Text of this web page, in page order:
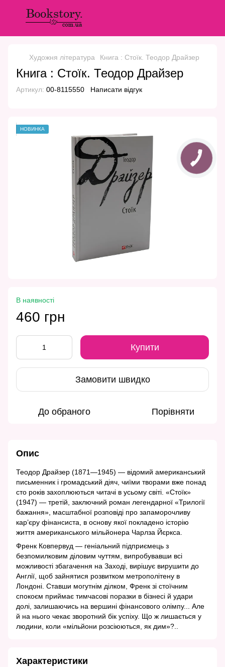
Художня література Книга : Стоїк. Теодор Драйзер
Книга : Стоїк. Теодор Драйзер
Артикул: 00-8115550 Написати відгук
НОВИНКА
В наявності
460 грн
Купити
Замовити швидко
До обраного Порівняти
Опис
Теодор Драйзер (1871—1945) — відомий американський
письменник і громадський діяч, чиїми творами вже понад
сто років захоплюються читачі в усьому світі. «Стоїк»
(1947) — третій, заключний роман легендарної «Трилогії
бажання», масштабної розповіді про запаморочливу
кар’єру фінансиста, в основу якої покладено історію
життя американського мільйонера Чарлза Йєркса.
Френк Ковпервуд — геніальний підприємець з
безпомилковим діловим чуттям, випробувавши всі
можливості збагачення на Заході, вирішує вирушити до
Англії, щоб зайнятися розвитком метрополітену в
Лондоні. Ставши могутнім ділком, Френк зі стоїчним
спокоєм приймає тимчасові поразки в бізнесі й удари
долі, залишаючись на вершині фінансового олімпу... Але
й на нього чекає зворотний бік успіху. Що ж лишається у
людини, коли «мільйони розсіюються, як дим»?..
Характеристики